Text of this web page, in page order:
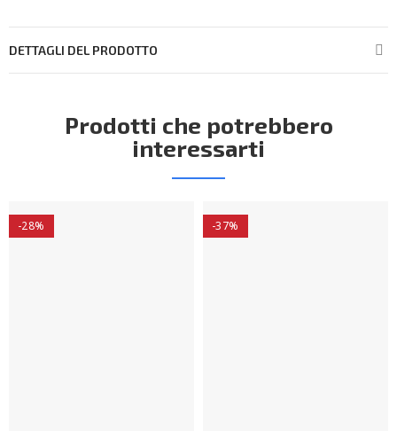
DETTAGLI DEL PRODOTTO
Prodotti che potrebbero
interessarti
-28% -37%